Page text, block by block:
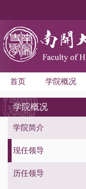
首页 学院概况
学院概况
学院简介
现任领导
历任领导